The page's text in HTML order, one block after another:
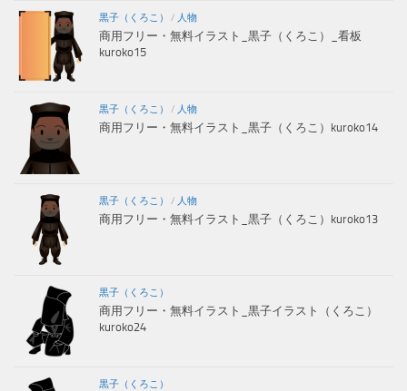
黒子（くろこ） / 人物
商用フリー・無料イラスト_黒子（くろこ）_看板
kuroko15
黒子（くろこ） / 人物
商用フリー・無料イラスト_黒子（くろこ）kuroko14
黒子（くろこ） / 人物
商用フリー・無料イラスト_黒子（くろこ）kuroko13
黒子（くろこ）
商用フリー・無料イラスト_黒子イラスト（くろこ）
kuroko24
黒子（くろこ）